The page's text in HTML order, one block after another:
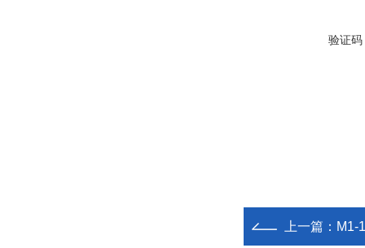
验证码
上一篇： M1-